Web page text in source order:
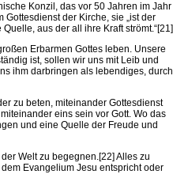
Konzil, das vor 50 Jahren im Jahr
der Kirche, sie „ist der
aus der all ihre Kraft strömt.“[21]
Erbarmen Gottes leben. Unsere
ist, sollen wir uns mit Leib und
ihm darbringen als lebendiges, durch
zu beten, miteinander Gottesdienst
eins sein vor Gott. Wo das
und eine Quelle der Freude und
Welt zu begegnen.[22] Alles zu
Evangelium Jesu entspricht oder